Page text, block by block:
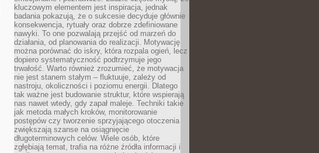
kluczowym elementem jest inspiracja, jednak
badania pokazują, że o sukcesie decyduje głównie
konsekwencja, rytuały oraz dobrze zdefiniowane
nawyki. To one pozwalają przejść od marzeń do
działania, od planowania do realizacji. Motywację
można porównać do iskry, która rozpala ogień, lecz
dopiero systematyczność podtrzymuje jego
trwałość. Warto również zrozumieć, że motywacja
nie jest stanem stałym – fluktuuje, zależy od
nastroju, okoliczności i poziomu energii. Dlatego
tak ważne jest budowanie struktur, które wspierają
nas nawet wtedy, gdy zapał maleje. Techniki takie
jak metoda małych kroków, monitorowanie
postępów czy tworzenie sprzyjającego otoczenia
zwiększają szanse na osiągnięcie
długoterminowych celów. Wiele osób, które
zgłębiają temat, trafia na różne źródła informacji i